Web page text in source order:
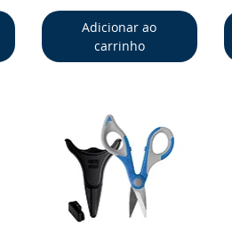
Adicionar ao
carrinho